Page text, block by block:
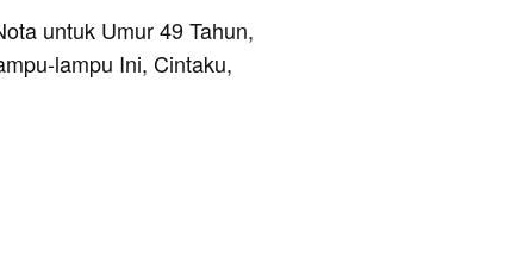
untuk Umur 49 Tahun,
lampu Ini, Cintaku,